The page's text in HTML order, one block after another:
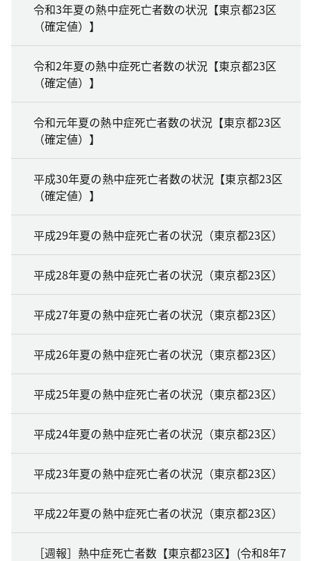
令和3年夏の熱中症死亡者数の状況【東京都23区
（確定値）】
令和2年夏の熱中症死亡者数の状況【東京都23区
（確定値）】
令和元年夏の熱中症死亡者数の状況【東京都23区
（確定値）】
平成30年夏の熱中症死亡者数の状況【東京都23区
（確定値）】
平成29年夏の熱中症死亡者の状況（東京都23区）
平成28年夏の熱中症死亡者の状況（東京都23区）
平成27年夏の熱中症死亡者の状況（東京都23区）
平成26年夏の熱中症死亡者の状況（東京都23区）
平成25年夏の熱中症死亡者の状況（東京都23区）
平成24年夏の熱中症死亡者の状況（東京都23区）
平成23年夏の熱中症死亡者の状況（東京都23区）
平成22年夏の熱中症死亡者の状況（東京都23区）
［週報］熱中症死亡者数【東京都23区】(令和8年7